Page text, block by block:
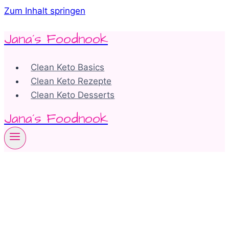
Zum Inhalt springen
Jana´s Foodnook
Clean Keto Basics
Clean Keto Rezepte
Clean Keto Desserts
Jana´s Foodnook